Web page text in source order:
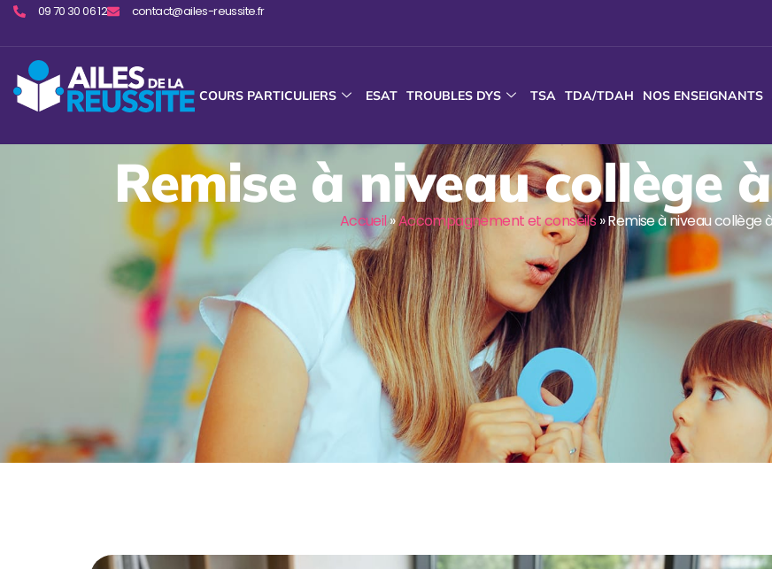
09 70 30 06 12 contact@ailes-reussite.fr
COURS PARTICULIERS ESAT TROUBLES DYS TSA TDA/TDAH NOS ENSEIGNANTS
Remise à niveau collège
Accueil»Accompagnement et conseils»Remise à niveau collège